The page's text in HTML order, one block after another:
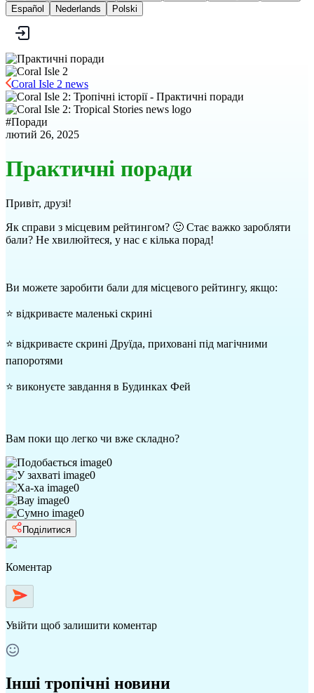
Español
Nederlands Polski
Coral Isle 2 news
#Поради
лютий 26, 2025
Практичні поради
Привіт, друзі!
Як справи з місцевим рейтингом? 🙂 Стає важко заробляти
бали? Не хвилюйтеся, у нас є кілька порад!
Ви можете заробити бали для місцевого рейтингу, якщо:
⭐ відкриваєте маленькі скрині
⭐ відкриваєте скрині Друїда, приховані під магічними
папоротями
⭐ виконуєте завдання в Будинках Фей
Вам поки що легко чи вже складно?
0
0
0
0
0
Поділитися
Коментар
Увійти щоб залишити коментар
Інші тропічні новини